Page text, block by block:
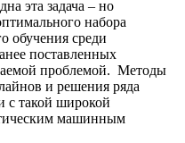
эта задача – но
набора
обучения среди
поставленных
проблемой. Методы
и решения ряда
с такой широкой
машинным